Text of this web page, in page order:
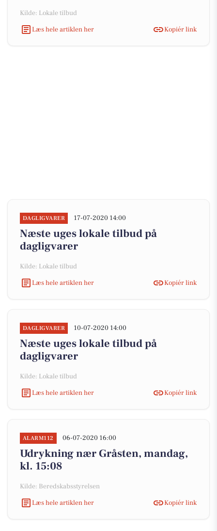
Kilde: Lokale tilbud
Læs hele artiklen her
Kopiér link
DAGLIGVARER 17-07-2020 14:00
Næste uges lokale tilbud på
dagligvarer
Kilde: Lokale tilbud
Læs hele artiklen her
Kopiér link
DAGLIGVARER 10-07-2020 14:00
Næste uges lokale tilbud på
dagligvarer
Kilde: Lokale tilbud
Læs hele artiklen her
Kopiér link
ALARM112 06-07-2020 16:00
Udrykning nær Gråsten, mandag,
kl. 15:08
Kilde: Beredskabsstyrelsen
Læs hele artiklen her
Kopiér link